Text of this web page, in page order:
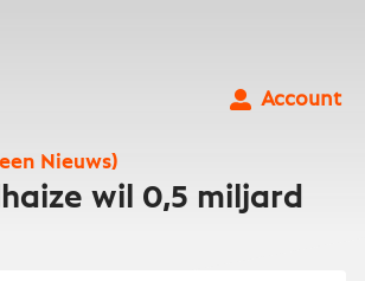
Account
Nieuws)
wil 0,5 miljard